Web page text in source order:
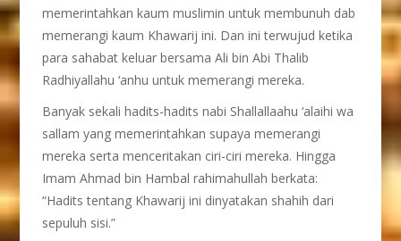
memerintahkan kaum muslimin untuk membunuh dab
memerangi kaum Khawarij ini. Dan ini terwujud ketika
para sahabat keluar bersama Ali bin Abi Thalib
Radhiyallahu ‘anhu untuk memerangi mereka.
Banyak sekali hadits-hadits nabi Shallallaahu ‘alaihi wa
sallam yang memerintahkan supaya memerangi
mereka serta menceritakan ciri-ciri mereka. Hingga
Imam Ahmad bin Hambal rahimahullah berkata:
“Hadits tentang Khawarij ini dinyatakan shahih dari
sepuluh sisi.”